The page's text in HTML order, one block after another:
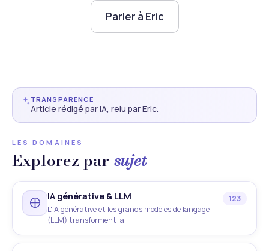
Parler à Eric
TRANSPARENCE
Article rédigé par IA, relu par Eric.
LES DOMAINES
Explorez par sujet
IA générative & LLM
L'IA générative et les grands modèles de langage
(LLM) transforment la
123